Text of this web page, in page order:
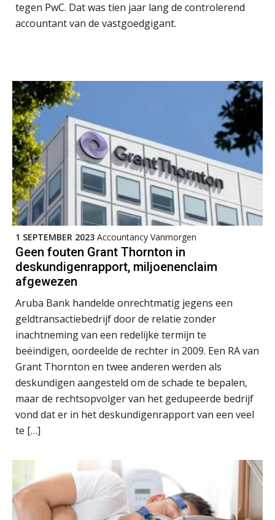
tegen PwC. Dat was tien jaar lang de controlerend
accountant van de vastgoedgigant.
1 SEPTEMBER 2023 Accountancy Vanmorgen
Geen fouten Grant Thornton in
deskundigenrapport, miljoenenclaim
afgewezen
Aruba Bank handelde onrechtmatig jegens een
geldtransactiebedrijf door de relatie zonder
inachtneming van een redelijke termijn te
beëindigen, oordeelde de rechter in 2009. Een RA van
Grant Thornton en twee anderen werden als
deskundigen aangesteld om de schade te bepalen,
maar de rechtsopvolger van het gedupeerde bedrijf
vond dat er in het deskundigenrapport van een veel
te […]
iXBRL controleren: wanneer moet
Het herbeleggen van de
Herinvesteringsreserve (HIR) in een
vastgoedbeleggingsfonds?
Inzicht in je organisatie: de kracht zit
in eenvoud
Ketenmachtigingen centraal beheren:
de autonome AI-boekhouder
De curator klopt aan: wat moet een
accountantskantoor afgeven bij een
faillissement van een klant?
Eenvoudig bankrekeningen koppelen
met Twinfield, Exact Online en
Snelstart
Van Mook: “Met Minox Focus wil ik
groeien naar twee keer zoveel
klanten.”
Van losse vastlegging naar
Woord & Daad: “Van wildgroei naar
een structuur die iedereen begrijpt”
Scan-en-herken haalt de druk niet van
je kwartaalafsluiting. Dit wel.